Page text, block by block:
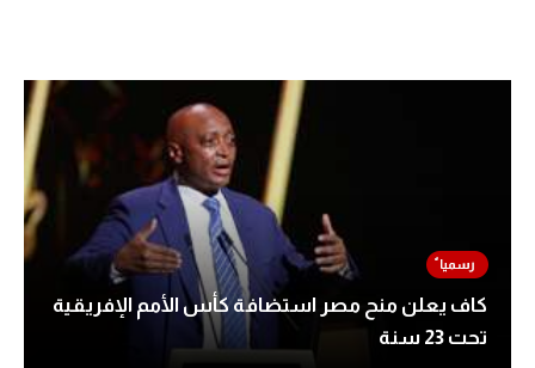
حكايات في الجول
كويز في الجول
فيديو في الجول
كاف يعلن منح مصر استضافة كأس الأمم الإفريقية
تحت 23 سنة